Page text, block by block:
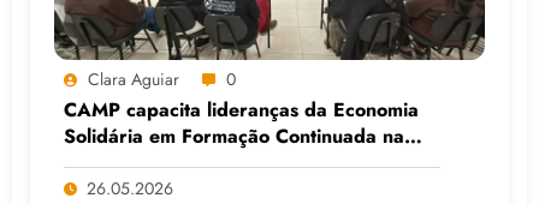
Clara Aguiar 0
CAMP capacita lideranças da Economia
Solidária em Formação Continuada na
Faculdade do Assentamento do MST, em
Viamão (RS)
26.05.2026